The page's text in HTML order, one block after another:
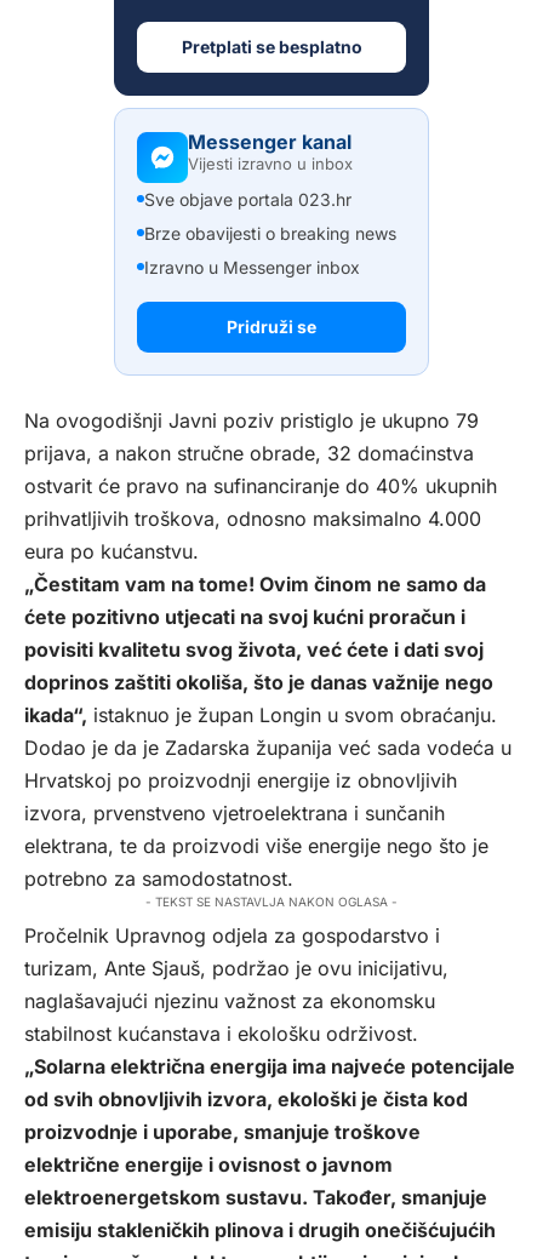
Pretplati se besplatno
Messenger kanal
Vijesti izravno u inbox
Sve objave portala 023.hr
Brze obavijesti o breaking news
Izravno u Messenger inbox
Pridruži se
Na ovogodišnji Javni poziv pristiglo je ukupno 79
prijava, a nakon stručne obrade, 32 domaćinstva
ostvarit će pravo na sufinanciranje do 40% ukupnih
prihvatljivih troškova, odnosno maksimalno 4.000
eura po kućanstvu.
„Čestitam vam na tome! Ovim činom ne samo da
ćete pozitivno utjecati na svoj kućni proračun i
povisiti kvalitetu svog života, već ćete i dati svoj
doprinos zaštiti okoliša, što je danas važnije nego
ikada“, istaknuo je župan Longin u svom obraćanju.
Dodao je da je Zadarska županija već sada vodeća u
Hrvatskoj po proizvodnji energije iz obnovljivih
izvora, prvenstveno vjetroelektrana i sunčanih
elektrana, te da proizvodi više energije nego što je
potrebno za samodostatnost.
- TEKST SE NASTAVLJA NAKON OGLASA -
Pročelnik Upravnog odjela za gospodarstvo i
turizam, Ante Sjauš, podržao je ovu inicijativu,
naglašavajući njezinu važnost za ekonomsku
stabilnost kućanstava i ekološku održivost.
„Solarna električna energija ima najveće potencijale
od svih obnovljivih izvora, ekološki je čista kod
proizvodnje i uporabe, smanjuje troškove
električne energije i ovisnost o javnom
elektroenergetskom sustavu. Također, smanjuje
emisiju stakleničkih plinova i drugih onečišćujućih